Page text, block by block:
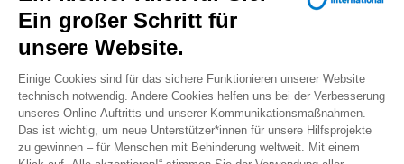
Matthias Renner:
+49 (0)89 54 76 06 26